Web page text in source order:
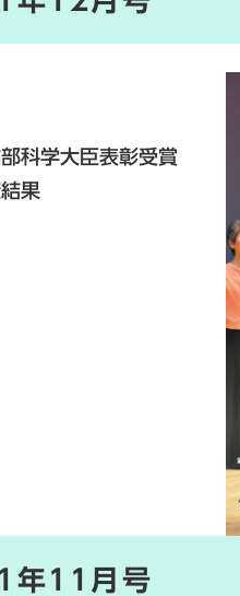
科学大臣表彰受賞
果
11月号